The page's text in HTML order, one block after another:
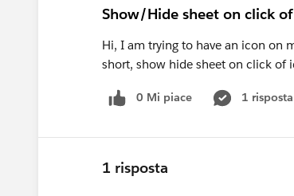
Show/Hide sheet on click
Hi, I am trying to have an icon on
short, show hide sheet on click of
0 Mi piace 1 risposta
1 risposta